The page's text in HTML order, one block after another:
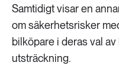
Samtidigt visar en
om säkerhetsrisker
bilköpare i deras val
utsträckning.